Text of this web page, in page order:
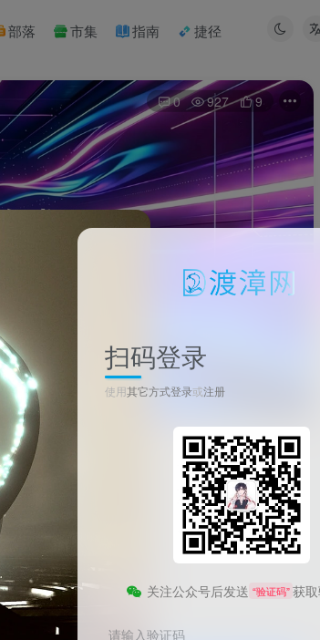
部落 市集 指南 捷径
0 927 9
扫码登录
使用其它方式登录或注册
关注公众号后发送 “验证码” 获
请输入验证码